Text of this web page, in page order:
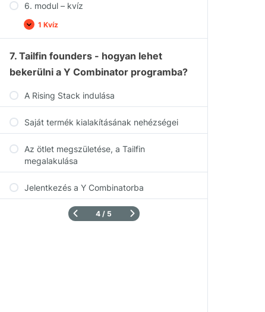
6. modul – kvíz
1 Kvíz
7. Tailfin founders - hogyan lehet
bekerülni a Y Combinator programba?
A Rising Stack indulása
Saját termék kialakításának nehézségei
Az ötlet megszületése, a Tailfin
megalakulása
Jelentkezés a Y Combinatorba
4 / 5